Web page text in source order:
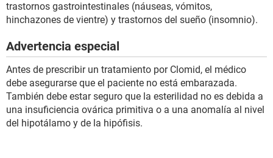
trastornos gastrointestinales (náuseas, vómitos,
hinchazones de vientre) y trastornos del sueño (insomnio).
Advertencia especial
Antes de prescribir un tratamiento por Clomid, el médico
debe asegurarse que el paciente no está embarazada.
También debe estar seguro que la esterilidad no es debida a
una insuficiencia ovárica primitiva o a una anomalía al nivel
del hipotálamo y de la hipófisis.